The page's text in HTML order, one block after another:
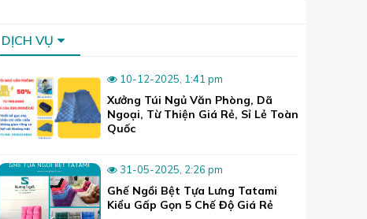
DỊCH VỤ
10-12-2025, 1:41 pm
Xưởng Túi Ngủ Văn Phòng, Dã
Ngoại, Từ Thiện Giá Rẻ, Sỉ Lẻ Toàn
Quốc
31-05-2025, 2:26 pm
Ghế Ngồi Bệt Tựa Lưng Tatami
Kiểu Gấp Gọn 5 Chế Độ Giá Rẻ